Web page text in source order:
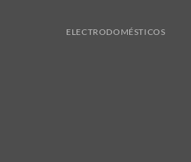
ELECTRODOMÉSTICOS